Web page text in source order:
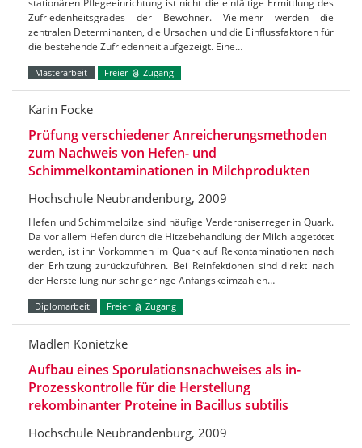
Zufriedenheitsgrades der Bewohner. Vielmehr werden die
zentralen Determinanten, die Ursachen und die Einflussfaktoren für
die bestehende Zufriedenheit aufgezeigt. Eine…
Masterarbeit Freier Zugang
Karin Focke
Prüfung verschiedener Anreicherungsmethoden
zum Nachweis von Hefen- und
Schimmelkontaminationen in Milchprodukten
Hochschule Neubrandenburg, 2009
Hefen und Schimmelpilze sind häufige Verderbniserreger in Quark.
Da vor allem Hefen durch die Hitzebehandlung der Milch abgetötet
werden, ist ihr Vorkommen im Quark auf Rekontaminationen nach
der Erhitzung zurückzuführen. Bei Reinfektionen sind direkt nach
der Herstellung nur sehr geringe Anfangskeimzahlen…
Diplomarbeit Freier Zugang
Madlen Konietzke
Aufbau eines Sporulationsnachweises als in-
Prozesskontrolle für die Herstellung
rekombinanter Proteine in Bacillus subtilis
Hochschule Neubrandenburg, 2009